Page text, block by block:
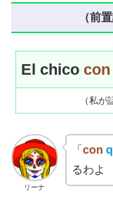
（前
El chico con
（私が
リーナ
「 con
るわよ